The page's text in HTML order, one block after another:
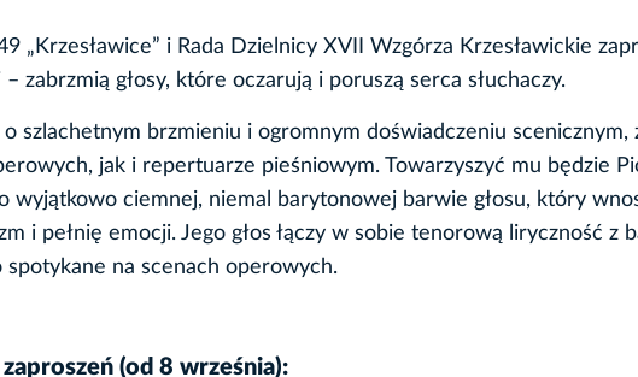
„Krzesławice” i Rada Dzielnicy XVII Wzgórza Krzesławickie
zabrzmią głosy, które oczarują i poruszą serca słuchaczy.
szlachetnym brzmieniu i ogromnym doświadczeniu scenicznym,
jak i repertuarze pieśniowym. Towarzyszyć mu będzie
wyjątkowo ciemnej, niemal barytonowej barwie głosu, który
i pełnię emocji. Jego głos łączy w sobie tenorową liryczność z
spotykane na scenach operowych.
(od 8 września):